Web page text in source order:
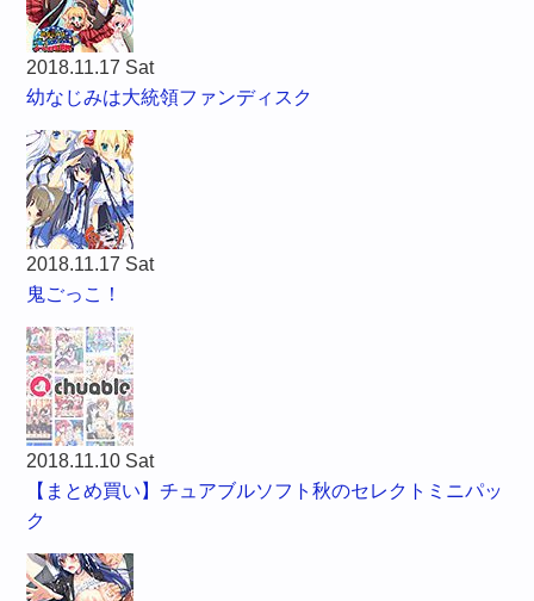
2018.11.17 Sat
幼なじみは大統領ファンディスク
2018.11.17 Sat
鬼ごっこ！
2018.11.10 Sat
【まとめ買い】チュアブルソフト秋のセレクトミニパッ
ク